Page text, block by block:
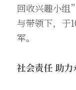
回收兴趣小组
与带领下，于
军。
社会责任 助